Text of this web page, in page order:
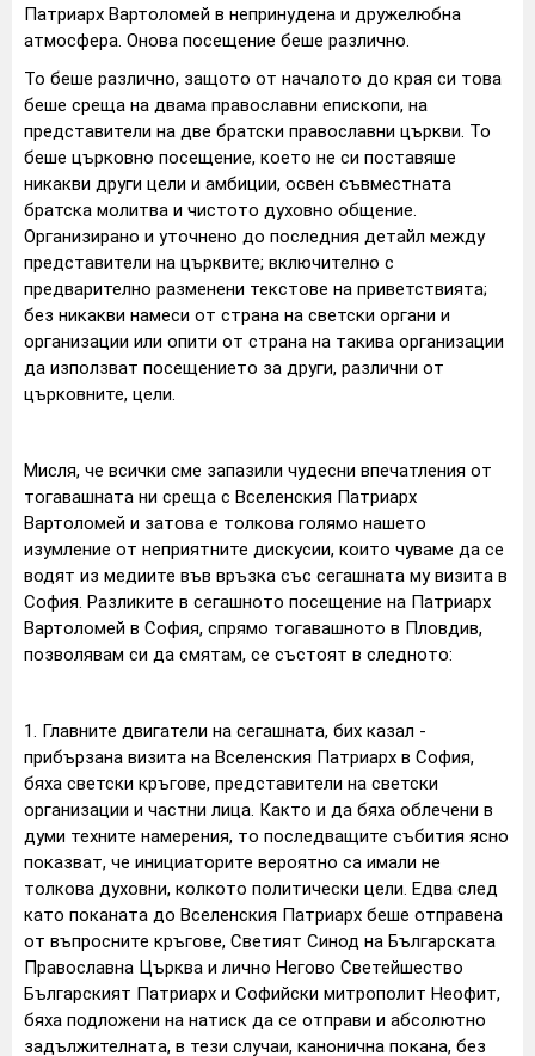
Патриарх Вартоломей в непринудена и дружелюбна
атмосфера. Онова посещение беше различно.
То беше различно, защото от началото до края си това
беше среща на двама православни епископи, на
представители на две братски православни църкви. То
беше църковно посещение, което не си поставяше
никакви други цели и амбиции, освен съвместната
братска молитва и чистото духовно общение.
Организирано и уточнено до последния детайл между
представители на църквите; включително с
предварително разменени текстове на приветствията;
без никакви намеси от страна на светски органи и
организации или опити от страна на такива организации
да използват посещението за други, различни от
църковните, цели.
Мисля, че всички сме запазили чудесни впечатления от
тогавашната ни среща с Вселенския Патриарх
Вартоломей и затова е толкова голямо нашето
изумление от неприятните дискусии, които чуваме да се
водят из медиите във връзка със сегашната му визита в
София. Разликите в сегашното посещение на Патриарх
Вартоломей в София, спрямо тогавашното в Пловдив,
позволявам си да смятам, се състоят в следното:
1. Главните двигатели на сегашната, бих казал -
прибързана визита на Вселенския Патриарх в София,
бяха светски кръгове, представители на светски
организации и частни лица. Както и да бяха облечени в
думи техните намерения, то последващите събития ясно
показват, че инициаторите вероятно са имали не
толкова духовни, колкото политически цели. Едва след
като поканата до Вселенския Патриарх беше отправена
от въпросните кръгове, Светият Синод на Българската
Православна Църква и лично Негово Светейшество
Българският Патриарх и Софийски митрополит Неофит,
бяха подложени на натиск да се отправи и абсолютно
задължителната, в тези случаи, канонична покана, без